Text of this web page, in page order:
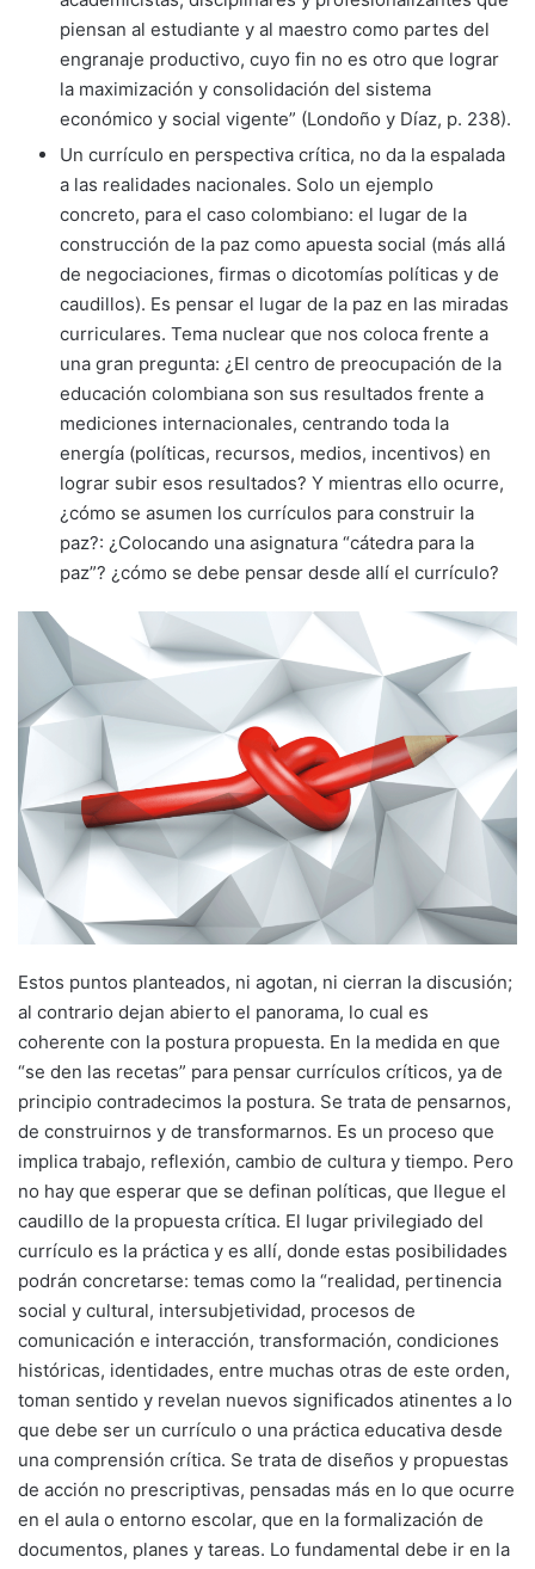
piensan al estudiante y al maestro como partes del
engranaje productivo, cuyo fin no es otro que lograr
la maximización y consolidación del sistema
económico y social vigente” (Londoño y Díaz, p. 238).
Un currículo en perspectiva crítica, no da la espalada
a las realidades nacionales. Solo un ejemplo
concreto, para el caso colombiano: el lugar de la
construcción de la paz como apuesta social (más allá
de negociaciones, firmas o dicotomías políticas y de
caudillos). Es pensar el lugar de la paz en las miradas
curriculares. Tema nuclear que nos coloca frente a
una gran pregunta: ¿El centro de preocupación de la
educación colombiana son sus resultados frente a
mediciones internacionales, centrando toda la
energía (políticas, recursos, medios, incentivos) en
lograr subir esos resultados? Y mientras ello ocurre,
¿cómo se asumen los currículos para construir la
paz?: ¿Colocando una asignatura “cátedra para la
paz”? ¿cómo se debe pensar desde allí el currículo?
Estos puntos planteados, ni agotan, ni cierran la discusión;
al contrario dejan abierto el panorama, lo cual es
coherente con la postura propuesta. En la medida en que
“se den las recetas” para pensar currículos críticos, ya de
principio contradecimos la postura. Se trata de pensarnos,
de construirnos y de transformarnos. Es un proceso que
implica trabajo, reflexión, cambio de cultura y tiempo. Pero
no hay que esperar que se definan políticas, que llegue el
caudillo de la propuesta crítica. El lugar privilegiado del
currículo es la práctica y es allí, donde estas posibilidades
podrán concretarse: temas como la “realidad, pertinencia
social y cultural, intersubjetividad, procesos de
comunicación e interacción, transformación, condiciones
históricas, identidades, entre muchas otras de este orden,
toman sentido y revelan nuevos significados atinentes a lo
que debe ser un currículo o una práctica educativa desde
una comprensión crítica. Se trata de diseños y propuestas
de acción no prescriptivas, pensadas más en lo que ocurre
en el aula o entorno escolar, que en la formalización de
documentos, planes y tareas. Lo fundamental debe ir en la